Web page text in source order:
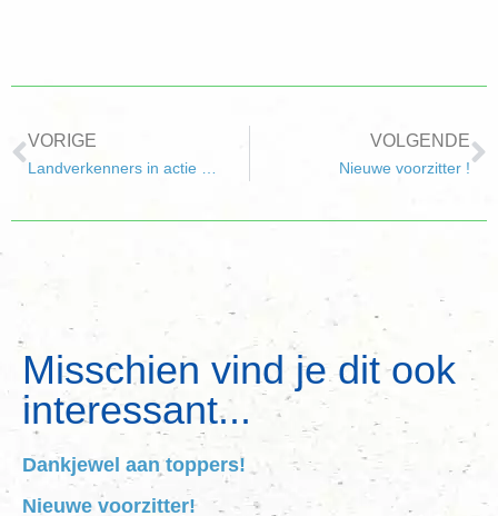
VORIGE
Landverkenners in actie …
VOLGENDE
Nieuwe voorzitter !
Misschien vind je dit ook
interessant...
Dankjewel aan toppers!
Nieuwe voorzitter!